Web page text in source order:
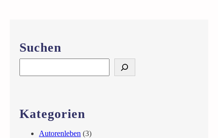
v
i
t
Suchen
e
c
Kategorien
Autorenleben (3)